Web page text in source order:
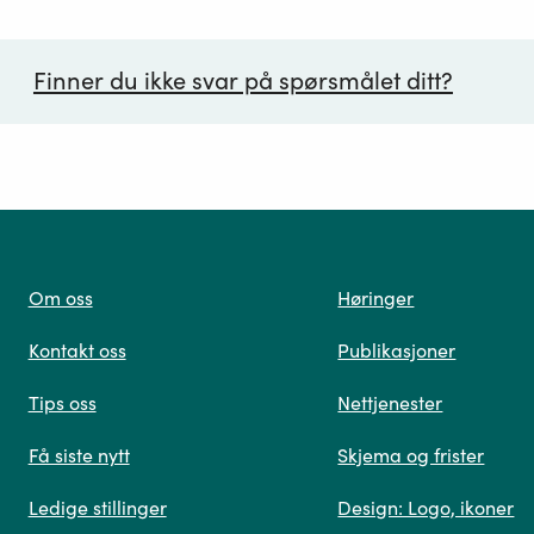
Finner du ikke svar på spørsmålet ditt?
oss
Om oss
Kontakt oss
Tips oss
Få siste nytt
Ledige stillinger
Høringer
Publikasjoner
Nettjenester
Skjema og frister
Design: Logo, ikoner